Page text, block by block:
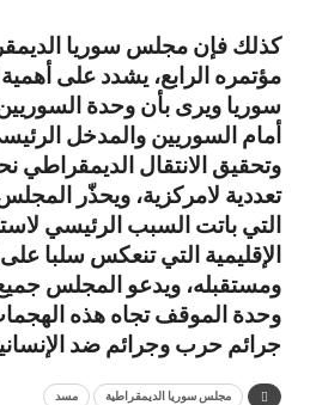
كذلك فإن مجلس سوريا
مؤتمره الرابع، يشدد على
سوريا ويرى بأن وحدة
أمام السوريين والمدخل
وتحقيق الانتقال الديمقراطي
تعددية لامركزية، ويحذّر
التي باتت السبب الرئيسي
الإقليمية التي تنعكس سلبا
ومستقبله، ويدعو المجلس
وحدة الموقف تجاه هذه
جرائم حرب وجرائم ضد
مجلس سوريا الديمقراطية مسد